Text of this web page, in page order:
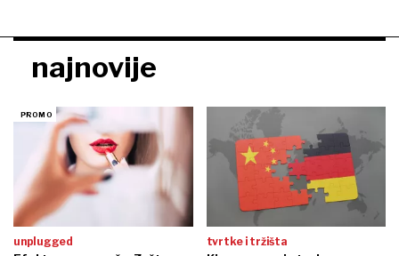
najnovije
unplugged tvrtke i tržišta